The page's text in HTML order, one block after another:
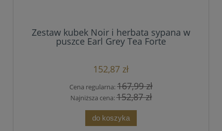
Zestaw kubek Noir i herbata sypana w
puszce Earl Grey Tea Forte
152,87 zł
Cena regularna:167,99 zł
Najniższa cena:152,87 zł
do koszyka